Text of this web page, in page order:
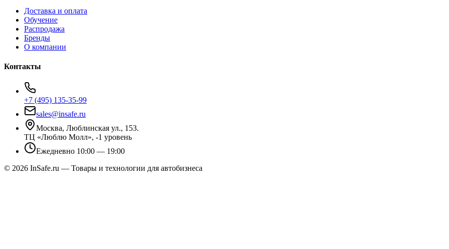
Доставка и оплата
Обучение
Распродажа
Бренды
О компании
Контакты
+7 (495) 135-35-99
sales@insafe.ru
Москва, Люблинская ул., 153.
ТЦ «Люблю Молл», -1 уровень
Ежедневно 10:00 — 19:00
© 2026 InSafe.ru — Товары и технологии для автобизнеса